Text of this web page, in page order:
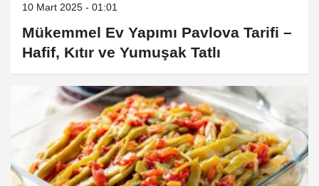
10 Mart 2025 - 01:01
Mükemmel Ev Yapımı Pavlova Tarifi –
Hafif, Kıtır ve Yumuşak Tatlı